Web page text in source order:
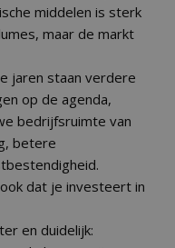
middelen is sterk
maar de markt
jaren staan verdere
op de agenda,
bedrijfsruimte van
betere
dat je investeert in
en duidelijk: